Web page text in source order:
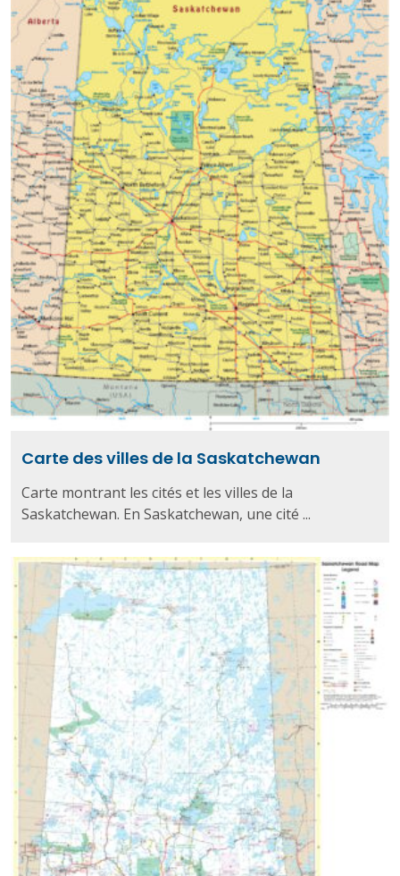
Carte des villes de la Saskatchewan
Carte montrant les cités et les villes de la
Saskatchewan. En Saskatchewan, une cité ...